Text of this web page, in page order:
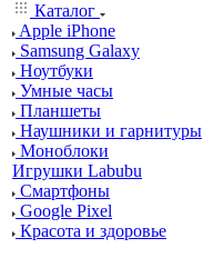
Каталог
Apple iPhone
Samsung Galaxy
Ноутбуки
Умные часы
Планшеты
Наушники и гарнитуры
Моноблоки
Игрушки Labubu
Смартфоны
Google Pixel
Красота и здоровье